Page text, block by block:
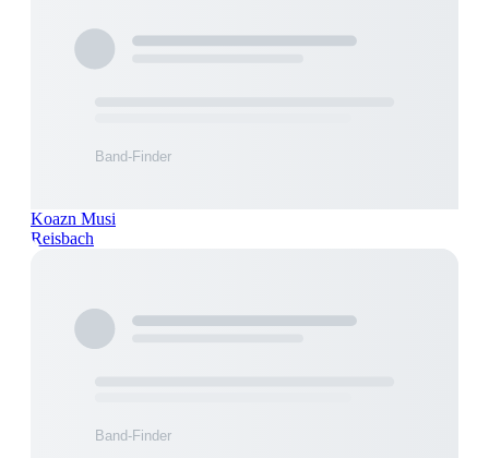
Koazn Musi
Reisbach